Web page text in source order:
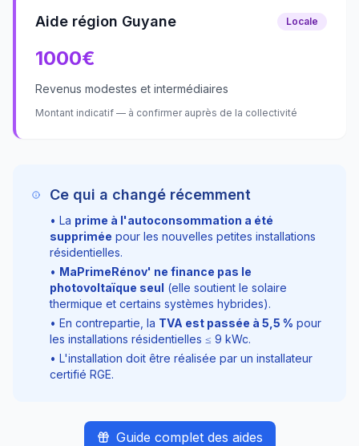
Aide région Guyane Locale
1000€
Revenus modestes et intermédiaires
Montant indicatif — à confirmer auprès de la collectivité
Ce qui a changé récemment
• La prime à l'autoconsommation a été
supprimée pour les nouvelles petites installations
résidentielles.
• MaPrimeRénov' ne finance pas le
photovoltaïque seul (elle soutient le solaire
thermique et certains systèmes hybrides).
• En contrepartie, la TVA est passée à 5,5 % pour
les installations résidentielles ≤ 9 kWc.
• L'installation doit être réalisée par un installateur
certifié RGE.
Guide complet des aides